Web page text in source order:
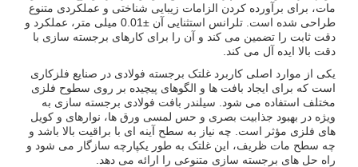
مات، برای برآورده کردن الزامات زیبایی شناختی و عملکردی متنوع
طراحی شده است. تلرانس استثنایی آن ±0.01 میلی متر، عملکرد و
دقت ثابت را تضمین می کند و آن را برای کارهای برجسته سازی با
دقت بالا ایده آل می کند.
یکی از موارد اصلی کاربرد غلتک برجسته فولادی در صنایع فلزکاری
است که برای ایجاد بافت ها و الگوهای پیچیده بر روی سطوح فلزی
مختلف استفاده می شود. سیلندر بافت فولادی برجسته سازی به
ویژه در بهبود جذابیت بصری و حس لمسی ورق ها، نوارهای و کویل
های فلزی مؤثر است. چه نیاز به سطح آینه ای با براقیت بالا باشد و
چه سطح مات ظریف، این غلتک به طور یکپارچه سازگار می شود و
راه حل های برجسته سازی متنوعی را ارائه می دهد.